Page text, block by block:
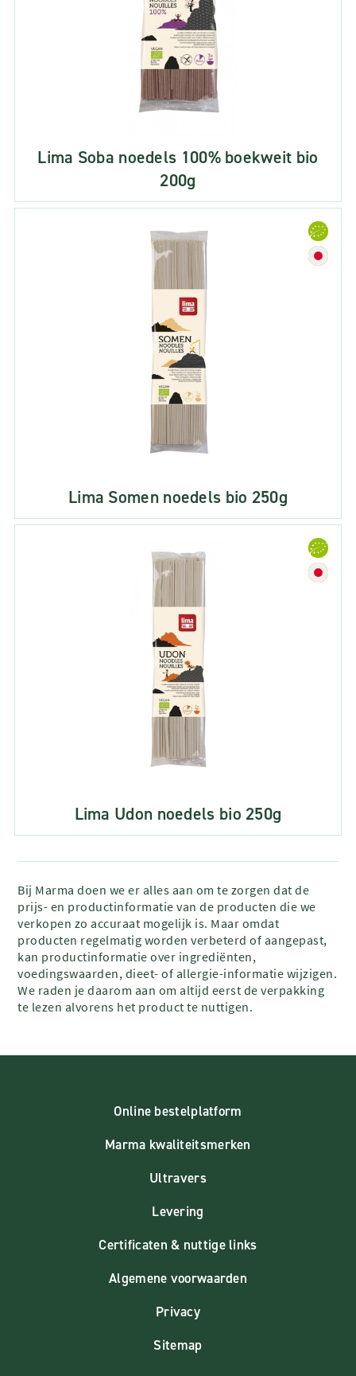
Lima Soba noedels 100% boekweit bio
200g
Lima Somen noedels bio 250g
Lima Udon noedels bio 250g
Bij Marma doen we er alles aan om te zorgen dat de
prijs- en productinformatie van de producten die we
verkopen zo accuraat mogelijk is. Maar omdat
producten regelmatig worden verbeterd of aangepast,
kan productinformatie over ingrediënten,
voedingswaarden, dieet- of allergie-informatie wijzigen.
We raden je daarom aan om altijd eerst de verpakking
te lezen alvorens het product te nuttigen.
Online bestelplatform
Marma kwaliteitsmerken
Ultravers
Levering
Certificaten & nuttige links
Algemene voorwaarden
Privacy
Sitemap